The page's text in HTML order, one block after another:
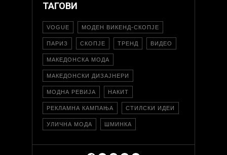
ТАГОВИ
VOGUE МОДЕН ВИКЕНД-СКОПЈЕ
ПАРИЗ СКОПЈЕ ТРЕНД ВИДЕО
МАКЕДОНСКА МОДА
МАКЕДОНСКИ ДИЗАЈНЕРИ
МОДНА РЕВИЈА НАКИТ
РЕКЛАМНА КАМПАЊА СТИЛСКИ ИДЕИ
УЛИЧНА МОДА ШМИНКА